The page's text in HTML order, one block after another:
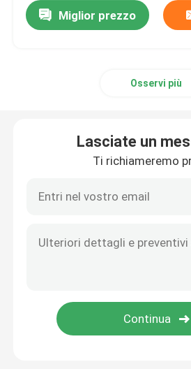
Miglior prezzo
Osservi più
Lasciate un
Ti richiameremo